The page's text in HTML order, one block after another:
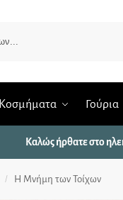
Κοσμήματα Γούρια
Καλώς ήρθατε στο
/ Η Μνήμη των Τοίχων